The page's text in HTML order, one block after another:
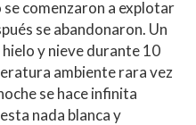
comenzaron a explotar
se abandonaron. Un
y nieve durante 10
ambiente rara vez
se hace infinita
nada blanca y